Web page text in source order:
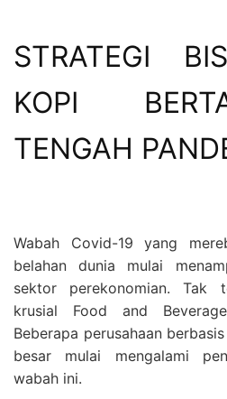
STRATEGI
KOPI
TENGAH
Wabah Covid-19 yang
belahan dunia mulai
sektor perekonomian. Tak
krusial Food and
Beberapa perusahaan
besar mulai mengalami
wabah ini.